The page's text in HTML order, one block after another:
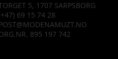
5, 1707 SARPSBORG
69 15 74 28
895 197 742